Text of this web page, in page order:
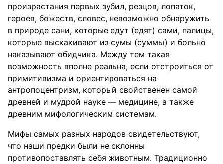
произрастания первых зубил, резцов, лопаток,
героев, божеств, словес, невозможно обнаружить
в природе сани, которые едут (едят) сами, палицы,
которые выскакивают из сумы (суммы) и больно
наказывают обидчика. Между тем такая
возможность вполне реальна, если отстроиться от
примитивизма и ориентироваться на
антропоцентризм, который свойственен самой
древней и мудрой науке — медицине, а также
древним мифологическим системам.
Мифы самых разных народов свидетельствуют,
что наши предки были не склонны
противопоставлять себя животным. Традиционно